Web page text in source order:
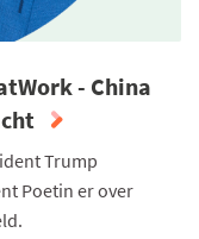
- China
Trump
Poetin er over